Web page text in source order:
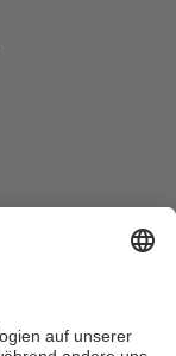
Südtirol nicht nur